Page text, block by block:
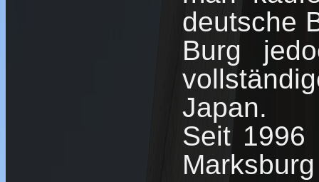
deutsche
Burg
Japan.
Seit 1996